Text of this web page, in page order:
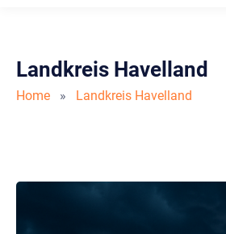
Landkreis Havelland
Home » Landkreis Havelland